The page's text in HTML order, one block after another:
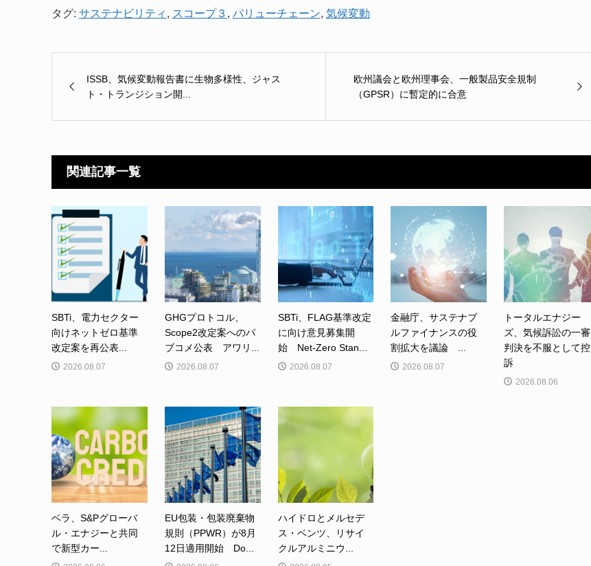
タグ: サステナビリティ , スコープ３ , バリューチェーン, 気候変動
ISSB、気候変動報告書に生物多様性、ジャス
ト・トランジション開...
欧州議会と欧州理事会、一般製品安全規制
（GPSR）に暫定的に合意
関連記事一覧
SBTi、電力セクター
向けネットゼロ基準
改定案を再公表...
2026.08.07
GHGプロトコル、
Scope2改定案へのパ
ブコメ公表 アワリ...
2026.08.07
SBTi、FLAG基準改定
に向け意見募集開
始 Net-Zero Stan...
2026.08.07
金融庁、サステナブ
ルファイナンスの役
割拡大を議論 ...
2026.08.07
トータルエナジー
ズ、気候訴訟の一審
判決を不服として控
訴
2026.08.06
ベラ、S&Pグローバ
ル・エナジーと共同
で新型カー...
EU包装・包装廃棄物
規則（PPWR）が8月
12日適用開始 Do...
ハイドロとメルセデ
ス・ベンツ、リサイ
クルアルミニウ...